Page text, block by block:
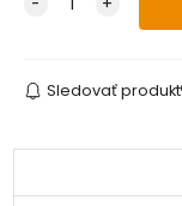
Sledovať produkt